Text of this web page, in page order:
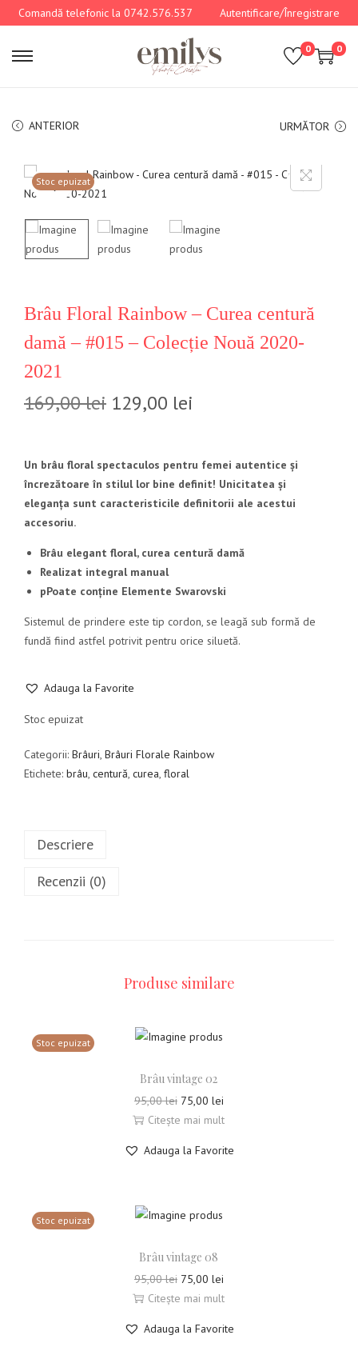
Comandă telefonic la 0742.576.537 Autentificare/Înregistrare
0 0
ANTERIOR URMĂTOR
Stoc epuizat
Brâu Floral Rainbow – Curea centură
damă – #015 – Colecție Nouă 2020-
2021
169,00lei 129,00 lei
Un brâu floral spectaculos pentru femei autentice și
încrezătoare în stilul lor bine definit! Unicitatea și
eleganța sunt caracteristicile definitorii ale acestui
accesoriu.
Brâu elegant floral, curea centură damă
Realizat integral manual
pPoate conține Elemente Swarovski
Sistemul de prindere este tip cordon, se leagă sub formă de
fundă fiind astfel potrivit pentru orice siluetă.
Adauga la Favorite
Stoc epuizat
Categorii: Brâuri, Brâuri Florale Rainbow
Etichete: brâu, centură, curea, floral
Descriere
Recenzii (0)
Produse similare
Stoc epuizat
Brâu vintage 02
95,00lei 75,00 lei
Citește mai mult
Adauga la Favorite
Stoc epuizat
Brâu vintage 08
95,00lei 75,00 lei
Citește mai mult
Adauga la Favorite